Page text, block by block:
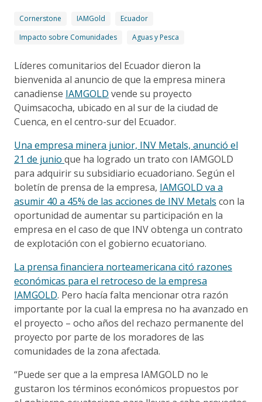
Cornerstone IAMGold
Ecuador
Impacto sobre Comunidades
Aguas y Pesca
Líderes comunitarios del Ecuador dieron la
bienvenida al anuncio de que la empresa minera
canadiense IAMGOLD vende su proyecto
Quimsacocha, ubicado en al sur de la ciudad de
Cuenca, en el centro-sur del Ecuador.
Una empresa minera junior, INV Metals, anunció el
21 de junio que ha logrado un trato con IAMGOLD
para adquirir su subsidiario ecuadoriano. Según el
boletín de prensa de la empresa, IAMGOLD va a
asumir 40 a 45% de las acciones de INV Metals con la
oportunidad de aumentar su participación en la
empresa en el caso de que INV obtenga un contrato
de explotación con el gobierno ecuatoriano.
La prensa financiera norteamericana citó razones
económicas para el retroceso de la empresa
IAMGOLD. Pero hacía falta mencionar otra razón
importante por la cual la empresa no ha avanzado en
el proyecto – ocho años del rechazo permanente del
proyecto por parte de los moradores de las
comunidades de la zona afectada.
“Puede ser que a la empresa IAMGOLD no le
gustaron los términos económicos propuestos por